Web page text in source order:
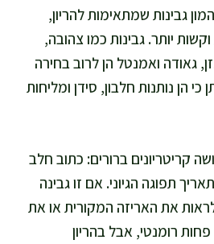
גבינות שמתאימות להריון,
יותר. גבינות כמו צהובה,
גאודה ואמנטל הן לרוב בחירה
כי הן נותנות חלבון, סידן ומליחות
קריטריונים ברורים: כתוב חלב
תפוגה הגיוני. אם זו גבינה
את האריזה המקורית או את
פחות רומנטי, אבל בהריון